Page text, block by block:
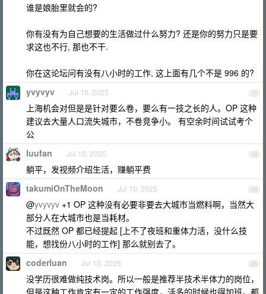
谁是娘胎里就会的?
你有没有为自己想要的生活做过什么努力? 还是你的努力只是要
求这也不行, 那也不干.
你在这论坛问有没有八小时的工作, 这上面有几个不是 996 的?
17
yvyvyv Jul 10, 2025
上海机会对但是是针对要么卷，要么有一技之长的人。OP 这种
建议去大量人口流失城市，不卷竞争小。 有空余时间试试考个
公
18
luufan Jul 10, 2025
躺平，发视频介绍生活，赚躺平费
19
takumiOnTheMoon Jul 10, 2025
@yvyvyv +1 OP 这种没有必要非要去大城市当燃料啊，当然大
部分人在大城市也是当耗材。
不过既然 OP 都已经提起 [上不了夜班和重体力活，没什么技
能，想找份八小时的工作] 那么就别去了。
20
coderluan Jul 10, 2025
没学历很难做纯技术岗。所以一般是推荐半技术半体力的岗位，
但是这种工作肯定有一定的工作强度，活多的时候也得加班。都